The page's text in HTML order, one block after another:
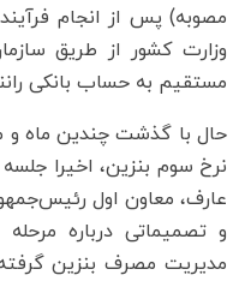
مصوبه) پس از انجام
وزارت کشور از طریق
مستقیم به حساب بانکی
حال با گذشت چندین ماه و
نرخ سوم بنزین، اخیرا
عارف، معاون اول
و تصمیماتی درباره
مدیریت مصرف بنزین